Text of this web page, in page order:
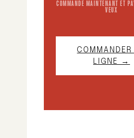
COMMANDE MAINTENANT ET
VEUX
COMMANDER
LIGNE →